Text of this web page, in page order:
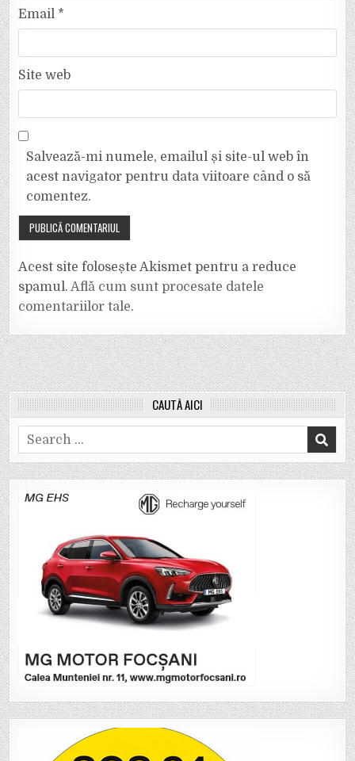
Email *
Site web
Salvează-mi numele, emailul și site-ul web în
acest navigator pentru data viitoare când o să
comentez.
Acest site folosește Akismet pentru a reduce
spamul.Află cum sunt procesate datele
comentariilor tale.
CAUTĂ AICI
Search
for: